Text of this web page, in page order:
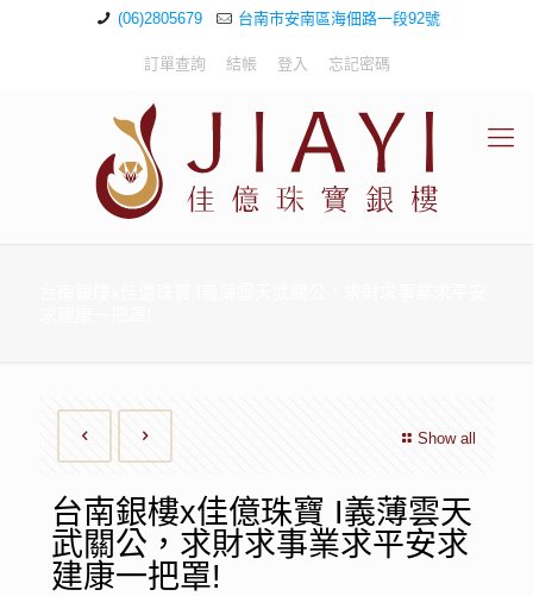
(06)2805679 台南市安南區海佃路一段92號
訂單查詢 結帳 登入 忘記密碼
Show all
台南銀樓x佳億珠寶 I義薄雲天
武關公，求財求事業求平安求
建康一把罩!